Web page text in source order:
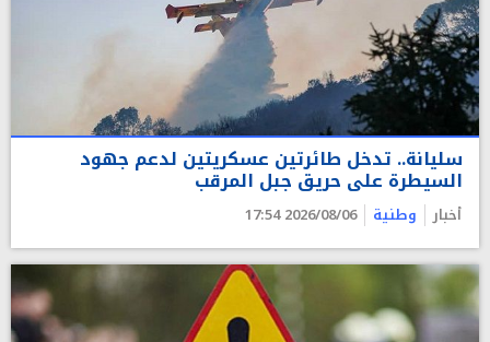
سليانة.. تدخل طائرتين عسكريتين لدعم جهود
السيطرة على حريق جبل المرقب
أخبار وطنية 2026/08/06 17:54